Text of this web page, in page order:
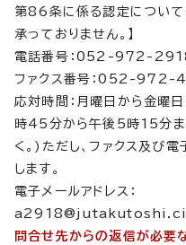
第86条に係る認定について
承っておりません。】
電話番号：052-972-2918
ファクス番号：052-972-
応対時間：月曜日から金曜
時45分から午後5時15分
く。)ただし、ファクス及び
します。
電子メールアドレス：
問合せ先からの返信が必要